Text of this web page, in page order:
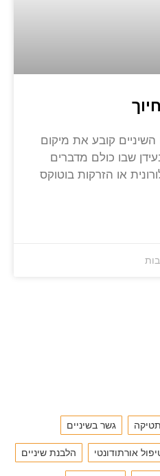
קובע את מיקום
שבו כולם מדברים
או הזרקות בוטוקס
גשר בשיניים
אורתודונטי הלבנת שיניים